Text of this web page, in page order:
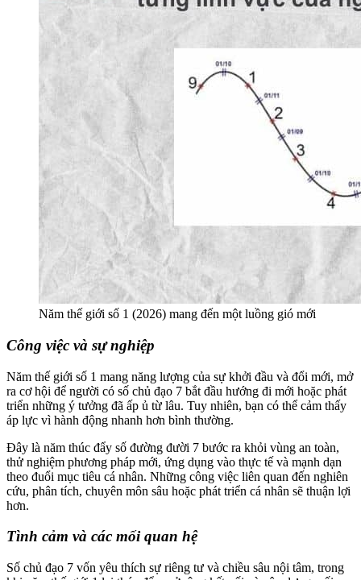
Năm thế giới số 1 (2026) mang đến một luồng gió mới
Công việc và sự nghiệp
Năm thế giới số 1 mang năng lượng của sự khởi đầu và đổi mới, mở
ra cơ hội để người có số chủ đạo 7 bắt đầu hướng đi mới hoặc phát
triển những ý tưởng đã ấp ủ từ lâu. Tuy nhiên, bạn có thể cảm thấy
áp lực vì hành động nhanh hơn bình thường.
Đây là năm thúc đẩy số đường đười 7 bước ra khỏi vùng an toàn,
thử nghiệm phương pháp mới, ứng dụng vào thực tế và mạnh dạn
theo đuổi mục tiêu cá nhân. Những công việc liên quan đến nghiên
cứu, phân tích, chuyên môn sâu hoặc phát triển cá nhân sẽ thuận lợi
hơn.
Tình cảm và các mối quan hệ
Số chủ đạo 7 vốn yêu thích sự riêng tư và chiều sâu nội tâm, trong